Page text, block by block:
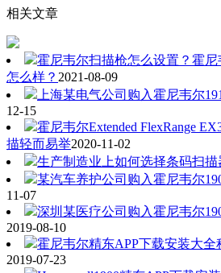
相关文章
霍尼韦尔扫描枪怎么设置？霍
怎么样？ 2021-08-09
上海某电气公司购入霍尼韦尔
12-15
霍尼韦尔Extended FlexRange
描轻而易举2020-11-02
生产制造业上如何选择条码扫描
某汽车养护公司购入霍尼韦尔
11-07
深圳某医疗公司购入霍尼韦尔
2019-08-10
霍尼韦尔精东APP下载安装大
2019-07-23